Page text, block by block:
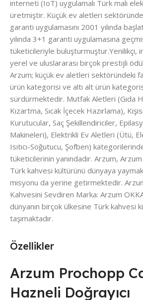
Özellikler
Arzum Prochopp
Hazneli Doğrayıcı
interneti (IoT) uygulamalı Türk malı
üretmiştir. Küçük ev aletleri sektöründe
garanti uygulamasını 2001 yılında
yılında 3+1 garanti uygulamasına
tüketicileriyle buluşturmuştur.Yenilikçi,
yerel ve uluslararası birçok prestijli
Arzum; küçük ev aletleri sektöründeki
ürün kategorisi ve altı alt ürün
sürdürmektedir. Mutfak Aletleri (Gıda
Kızartma, Sıcak İçecek Hazırlama),
Kurutucular, Saç Şekillendiriciler,
Makineleri), Elektrikli Ev Aletleri (Ütü,
Isıtıcı-Soğutucu, Şofben)
tüketicilerinin yanındadır. Arzum,
Türk kahvesi kültürünü dünyaya
misyonu da yerine getirmektedir.
Kahvesini Sevdiren Marka: Arzum
dünyanın birçok ülkesine Türk kahvesi
taşımaktadır.